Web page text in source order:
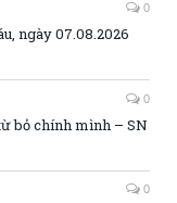
0
ngày 07.08.2026
0
bỏ chính mình – SN
0